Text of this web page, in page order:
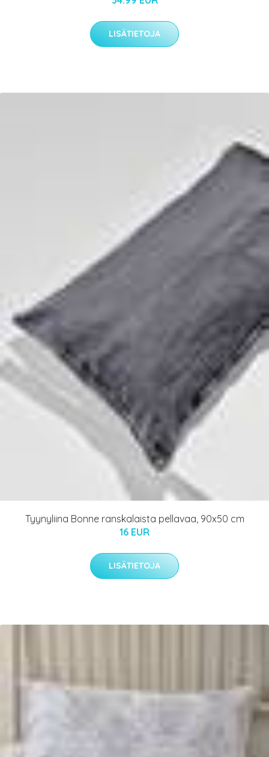
LISÄTIETOJA
Tyynyliina Bonne ranskalaista pellavaa, 90x50 cm
16 EUR
LISÄTIETOJA